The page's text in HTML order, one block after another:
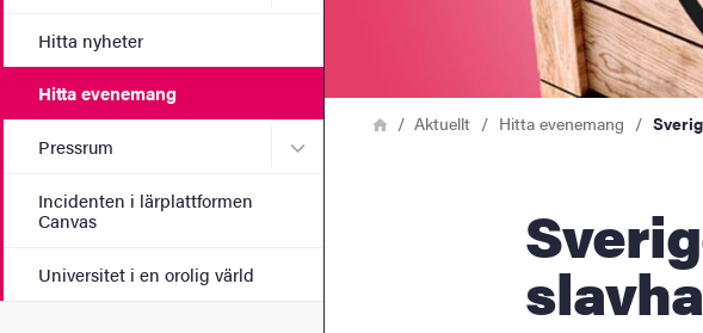
Hitta nyheter
Hitta evenemang
Pressrum Undermeny för Pressrum
Incidenten i lärplattformen
Canvas
Universitet i en orolig värld
LänkstigHemAktuellt Hitta evenemang
Sverige och